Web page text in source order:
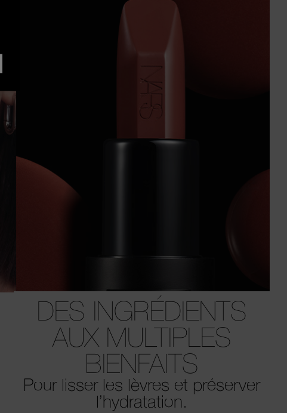
DES INGRÉDIENTS
AUX MULTIPLES
BIENFAITS
Pour lisser les lèvres et préserver
l’hydratation.